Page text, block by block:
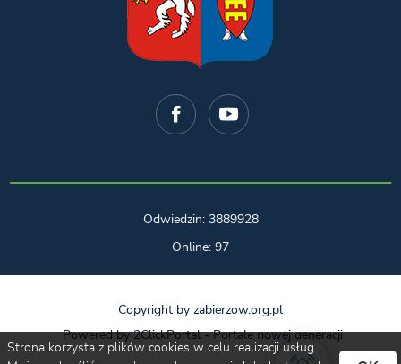
Odwiedzin: 3889928
Online: 97
Copyright by zabierzow.org.pl
Powered by2ClickPortal- Portale nowej generacji
Strona korzysta z plików cookies w celu realizacji usług.